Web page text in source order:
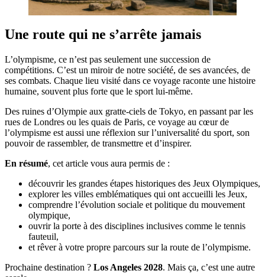
Une route qui ne s’arrête jamais
L’olympisme, ce n’est pas seulement une succession de
compétitions. C’est un miroir de notre société, de ses avancées, de
ses combats. Chaque lieu visité dans ce voyage raconte une histoire
humaine, souvent plus forte que le sport lui-même.
Des ruines d’Olympie aux gratte-ciels de Tokyo, en passant par les
rues de Londres ou les quais de Paris, ce voyage au cœur de
l’olympisme est aussi une réflexion sur l’universalité du sport, son
pouvoir de rassembler, de transmettre et d’inspirer.
En résumé, cet article vous aura permis de :
découvrir les grandes étapes historiques des Jeux Olympiques,
explorer les villes emblématiques qui ont accueilli les Jeux,
comprendre l’évolution sociale et politique du mouvement
olympique,
ouvrir la porte à des disciplines inclusives comme le tennis
fauteuil,
et rêver à votre propre parcours sur la route de l’olympisme.
Prochaine destination ? Los Angeles 2028. Mais ça, c’est une autre